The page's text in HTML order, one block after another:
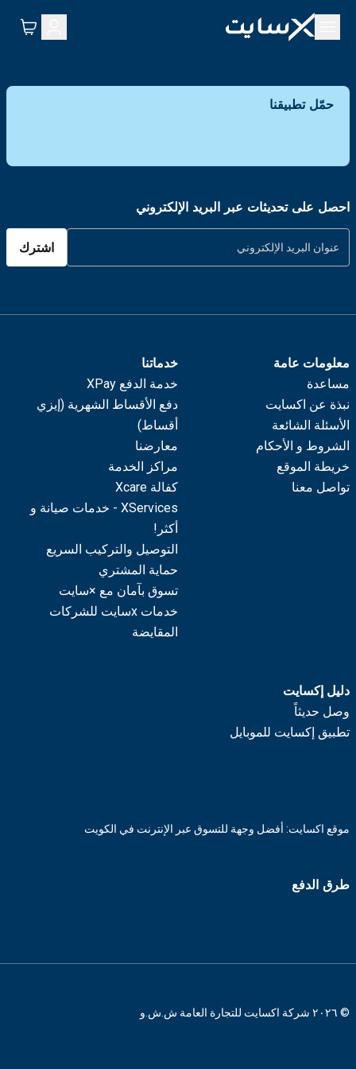
حمّل تطبيقنا
احصل على تحديثات عبر البريد الإلكتروني
اشترك
معلومات عامة
مساعدة
نبذة عن اكسايت
الأسئلة الشائعة
الشروط و الأحكام
خريطة الموقع
تواصل معنا
خدماتنا
خدمة الدفع XPay
دفع الأقساط الشهرية (إيزي
أقساط)
معارضنا
مراكز الخدمة
كفالة Xcare
XServices - خدمات صيانة و
أكثر!
التوصيل والتركيب السريع
حماية المشتري
تسوق بآمان مع ×سايت
خدمات xسايت للشركات
المقايضة
دليل إكسايت
وصل حديثاً
تطبيق إكسايت للموبايل
موقع اكسايت: أفضل وجهة للتسوق عبر الإنترنت في الكويت
طرق الدفع
© ٢٠٢٦ شركة اكسايت للتجارة العامة ش.ش.و